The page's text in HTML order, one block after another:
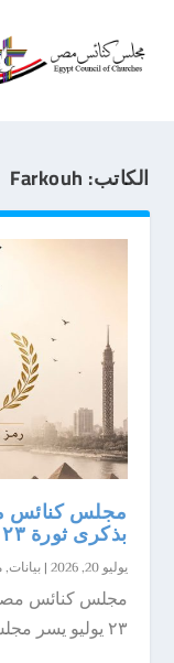
الكاتب: Farkouh
مجلس كنائس
بذكرى ثورة ٢٣ يوليو
يوليو 20, 2026 |بيانات,
مجلس كنائس
٢٣ يوليو يسر مجلس كنائس مصر، باسم جميع لجانه...